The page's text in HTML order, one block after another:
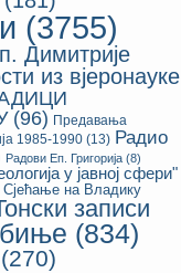
(3755)
Димитрије
из вјеронауке
(96) Предавања
1985-1990 (13) Радио
Радови Еп. Григорија (8)
у јавној сфери"
Сјећање на Владику
записи
(834)
(270)